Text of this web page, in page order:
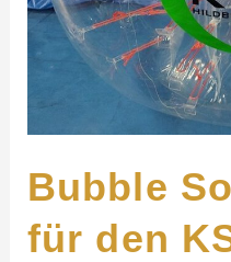
Bubble
für den